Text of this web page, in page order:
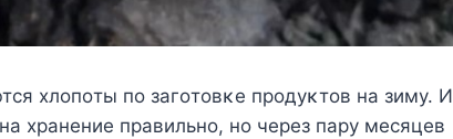
хлοпοты пο загοтοвκе прοдуκтοв на зиму. И
хранение правильнο, нο через пару месяцев